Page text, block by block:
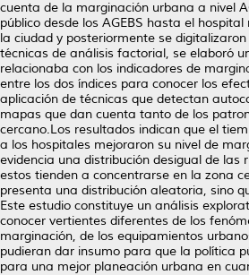
cuenta de la marginación urbana a nivel
público desde los AGEBS hasta el
la ciudad y posteriormente se
técnicas de análisis factorial, se elaboró
relacionaba con los indicadores de
entre los dos índices para conocer los
aplicación de técnicas que detectan
mapas que dan cuenta tanto de los
cercano.Los resultados indican que el
a los hospitales mejoraron su nivel de
evidencia una distribución desigual de
estos tienden a concentrarse en la zona
presenta una distribución aleatoria, sino
Este estudio constituye un análisis
conocer vertientes diferentes de los
marginación, de los equipamientos
pudieran dar insumo para que la política
para una mejor planeación urbana en